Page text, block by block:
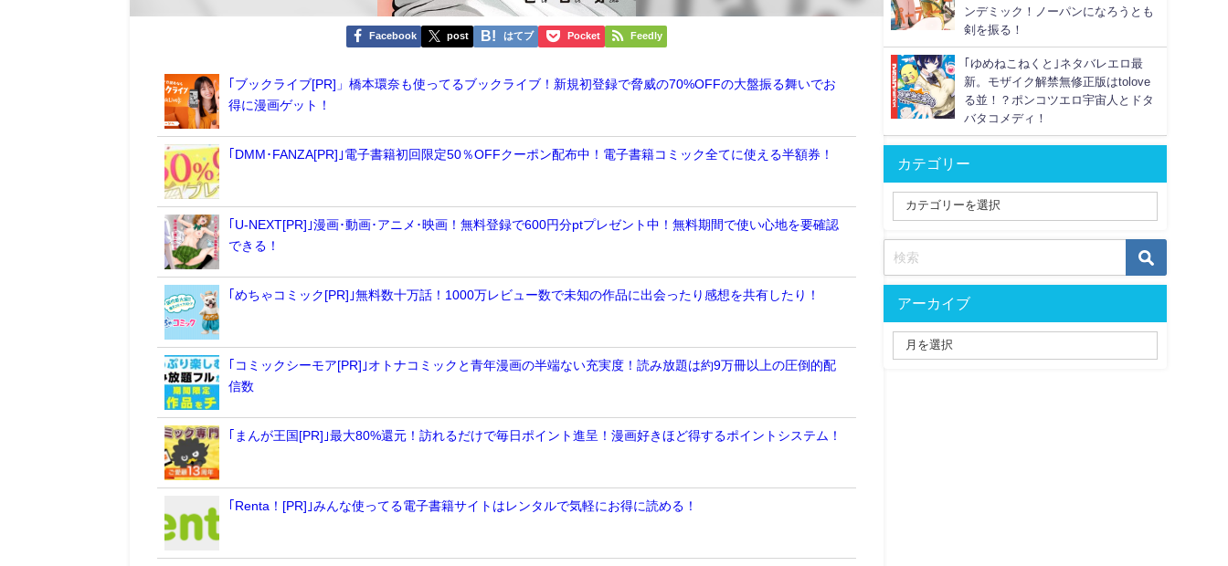
Facebook post はてブ Pocket Feedly
｢ブックライブ[PR]」橋本環奈も使ってるブックライブ！新規初登録で脅威の70%OFFの大盤振る舞いでお
得に漫画ゲット！
｢DMM･FANZA[PR]｣電子書籍初回限定50％OFFクーポン配布中！電子書籍コミック全てに使える半額券！
｢U-NEXT[PR]｣漫画･動画･アニメ･映画！無料登録で600円分ptプレゼント中！無料期間で使い心地を要確認
できる！
｢めちゃコミック[PR]｣無料数十万話！1000万レビュー数で未知の作品に出会ったり感想を共有したり！
｢コミックシーモア[PR]｣オトナコミックと青年漫画の半端ない充実度！読み放題は約9万冊以上の圧倒的配
信数
｢まんが王国[PR]｣最大80%還元！訪れるだけで毎日ポイント進呈！漫画好きほど得するポイントシステム！
｢Renta！[PR]｣みんな使ってる電子書籍サイトはレンタルで気軽にお得に読める！
ンデミック！ノーパンになろうとも
剣を振る！
｢ゆめねこねくと｣ネタバレエロ最
新。モザイク解禁無修正版はtolove
る並！？ポンコツエロ宇宙人とドタ
バタコメディ！
カテゴリー
アーカイブ